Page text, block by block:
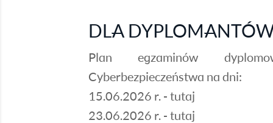
DLA
Plan egzaminów
Cyberbezpieczeństwa na dni:
15.06.2026 r. - tutaj
23.06.2026 r. - tutaj